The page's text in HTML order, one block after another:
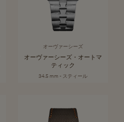
オーヴァーシーズ
オーヴァーシーズ・オートマ
ティック
34.5 mm - スティール